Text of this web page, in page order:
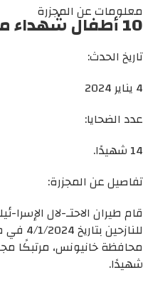
معلومات عن المجزرة
10 أطفال شهداء من بين 14 شهيدًا
تاريخ الحدث:
4 يناير 2024
عدد الضحايا:
14 شهيدًا.
تفاصيل عن المجزرة:
قام طيران الاحتـ-لال
شهيدًا.